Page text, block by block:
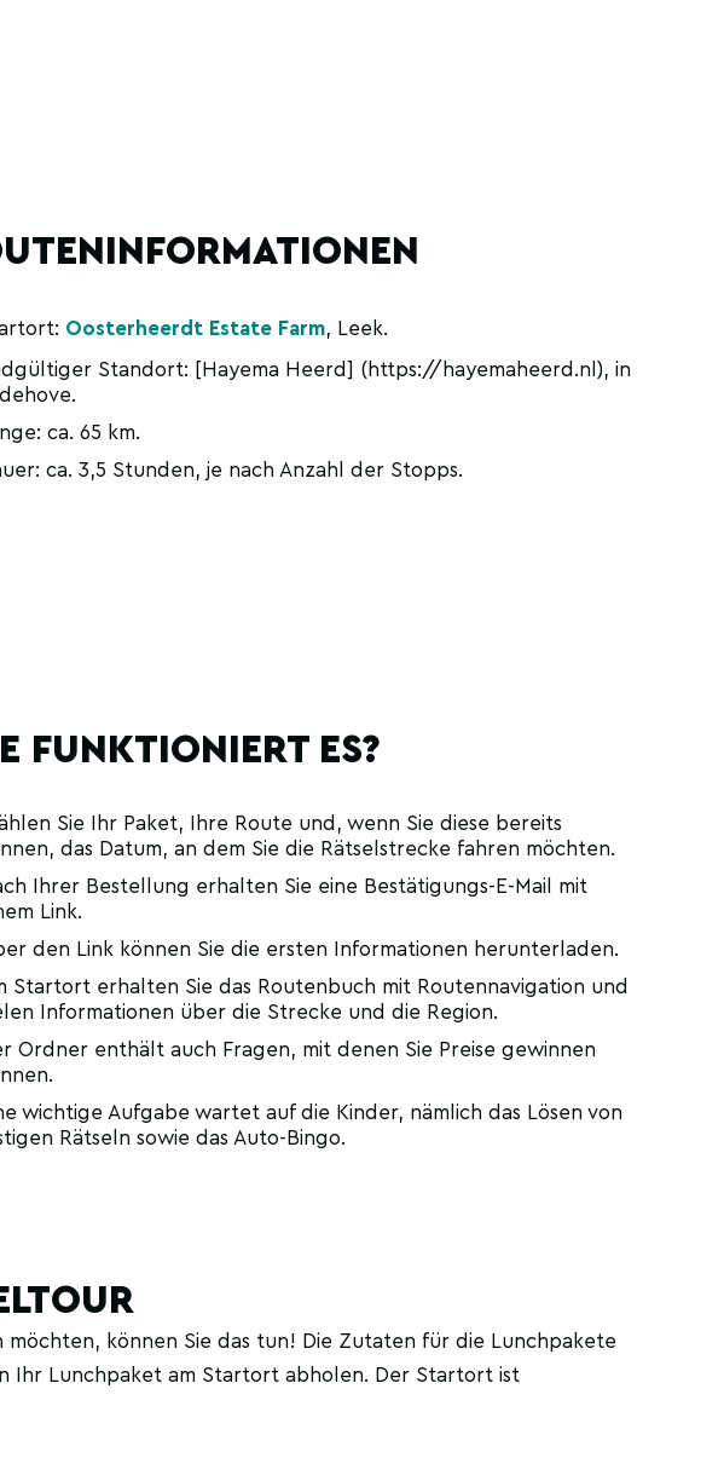
Oosterheerdt Estate Farm, Leek.
Standort: [Hayema Heerd] (https://hayemaheerd.nl), in
ca. 65 km.
ca. 3,5 Stunden, je nach Anzahl der Stopps.
FUNKTIONIERT ES?
Sie Ihr Paket, Ihre Route und, wenn Sie diese bereits
das Datum, an dem Sie die Rätselstrecke fahren möchten.
Ihrer Bestellung erhalten Sie eine Bestätigungs-E-Mail mit
Link.
den Link können Sie die ersten Informationen herunterladen.
Startort erhalten Sie das Routenbuch mit Routennavigation und
Informationen über die Strecke und die Region.
Ordner enthält auch Fragen, mit denen Sie Preise gewinnen
wichtige Aufgabe wartet auf die Kinder, nämlich das Lösen von
Rätseln sowie das Auto-Bingo.
können Sie das tun! Die Zutaten für die Lunchpakete
Ihr Lunchpaket am Startort abholen. Der Startort ist